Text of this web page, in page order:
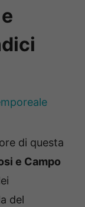
di questa
e Campo
del